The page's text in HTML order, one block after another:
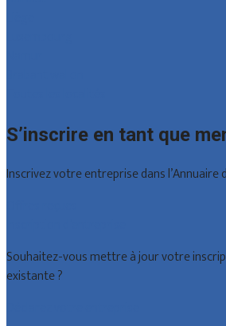
S’inscrire en tant que
Inscrivez votre entreprise dans l’Annuaire
Souhaitez-vous mettre à jour votre
existante ?